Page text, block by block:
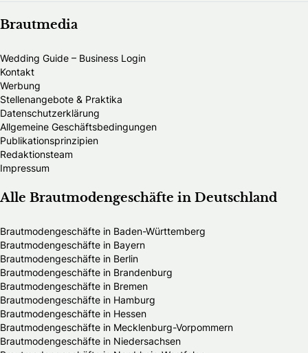
Brautmedia
Wedding Guide – Business Login
Kontakt
Werbung
Stellenangebote & Praktika
Datenschutzerklärung
Allgemeine Geschäftsbedingungen
Publikationsprinzipien
Redaktionsteam
Impressum
Alle Brautmodengeschäfte in Deutschland
Brautmodengeschäfte in Baden-Württemberg
Brautmodengeschäfte in Bayern
Brautmodengeschäfte in Berlin
Brautmodengeschäfte in Brandenburg
Brautmodengeschäfte in Bremen
Brautmodengeschäfte in Hamburg
Brautmodengeschäfte in Hessen
Brautmodengeschäfte in Mecklenburg-Vorpommern
Brautmodengeschäfte in Niedersachsen